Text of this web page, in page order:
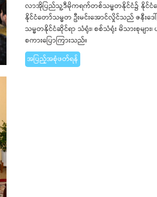
လာအိုပြည်သူ့ဒီမိုကရက်တစ်သမ္မတနိုင်ငံ၌ နိုင်ငံတ
နိုင်ငံတော်သမ္မတ ဦးမင်းအောင်လှိုင်သည် ဇနီ
သမ္မတနိုင်ငံဆိုင်ရာ သံရုံး၊ စစ်သံရုံး မိသားစုမျ
စကားပြောကြားသည်။
အပြည့်အစုံဖတ်ရန်